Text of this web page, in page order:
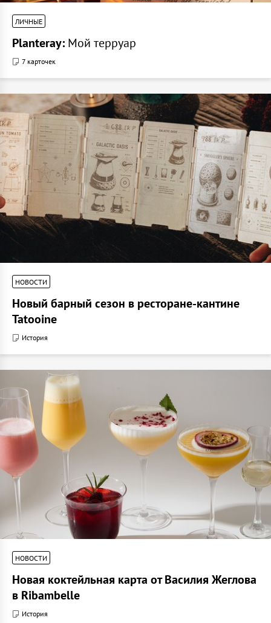
ЛИЧНЫЕ
Planteray: Мой терруар
7 карточек
НОВОСТИ
Новый барный сезон в ресторане-кантине
Tatooine
История
НОВОСТИ
Новая коктейльная карта от Василия Жеглова
в Ribambelle
История